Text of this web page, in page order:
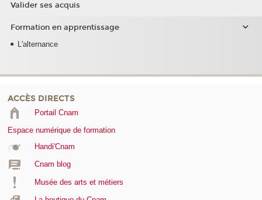
Valider ses acquis
Formation en apprentissage
L'alternance
ACCÈS DIRECTS
Portail Cnam
Espace numérique de formation
Handi'Cnam
Cnam blog
Musée des arts et métiers